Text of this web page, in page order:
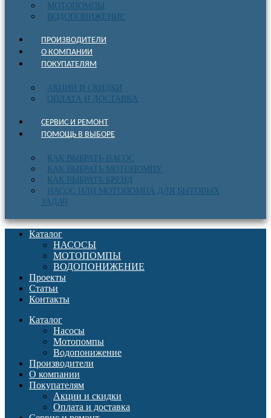
МОТОПОМПЫ
ВОДОПОНИЖЕНИЕ
ПРОИЗВОДИТЕЛИ
О КОМПАНИИ
ПОКУПАТЕЛЯМ
АКЦИИ И СКИДКИ
ОПЛАТА И ДОСТАВКА
СЕРВИС И РЕМОНТ
ПОМОЩЬ В ВЫБОРЕ
КАК ВЫБРАТЬ НАСОС
КАК ВЫБРАТЬ МОТОПОМПУ
КАК ВЫБРАТЬ БРЕНД
НАСОС ИЛИ МОТОПОМПА ДЛЯ БЫТОВЫХ
ЗАДАЧ
Каталог
НАСОСЫ
МОТОПОМПЫ
ВОДОПОНИЖЕНИЕ
Проекты
Статьи
Контакты
Каталог
Насосы
Мотопомпы
Водопонижение
Производители
О компании
Покупателям
Акции и скидки
Оплата и доставка